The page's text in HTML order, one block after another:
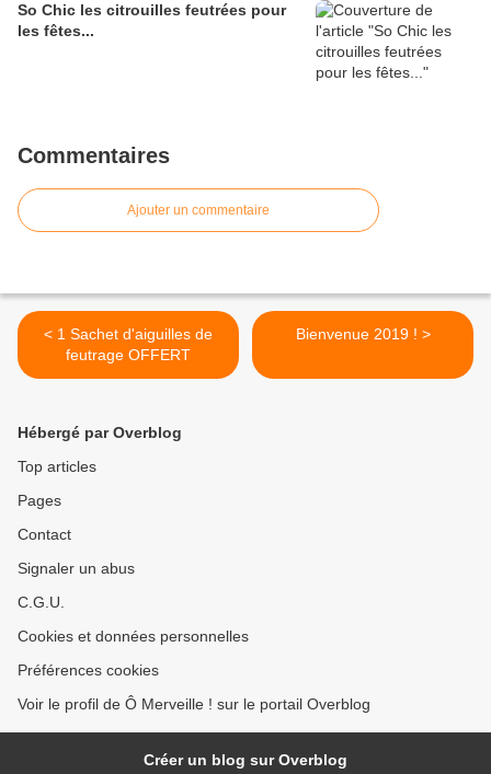
So Chic les citrouilles feutrées pour
les fêtes...
Commentaires
Ajouter un commentaire
< 1 Sachet d'aiguilles de
feutrage OFFERT
Bienvenue 2019 ! >
Hébergé par Overblog
Top articles
Pages
Contact
Signaler un abus
C.G.U.
Cookies et données personnelles
Préférences cookies
Voir le profil de Ô Merveille ! sur le portail Overblog
Créer un blog sur Overblog